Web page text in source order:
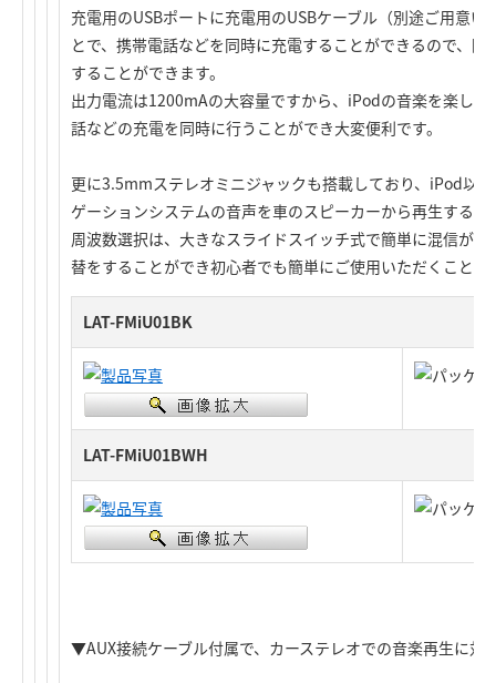
充電用のUSBポートに充電用のUSBケーブル（別途ご用意
とで、携帯電話などを同時に充電することができるので、
することができます。
出力電流は1200mAの大容量ですから、iPodの音楽を楽し
話などの充電を同時に行うことができ大変便利です。
更に3.5mmステレオミニジャックも搭載しており、iPod以
ゲーションシステムの音声を車のスピーカーから再生するこ
周波数選択は、大きなスライドスイッチ式で簡単に混信が
替をすることができ初心者でも簡単にご使用いただくことが
LAT-FMiU01BK
LAT-FMiU01BWH
▼AUX接続ケーブル付属で、カーステレオでの音楽再生に対